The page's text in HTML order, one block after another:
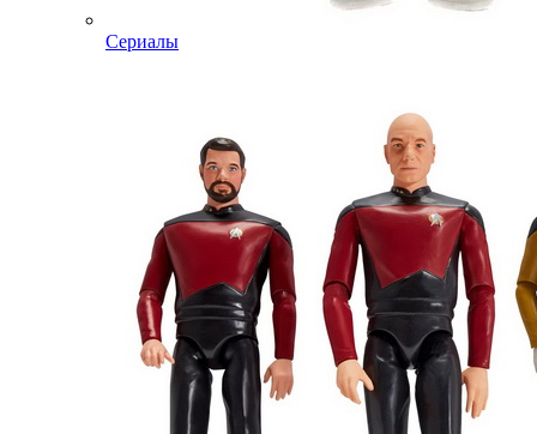
Сериалы